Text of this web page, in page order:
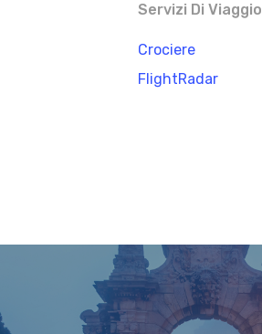
Servizi Di Viaggio
Crociere
FlightRadar